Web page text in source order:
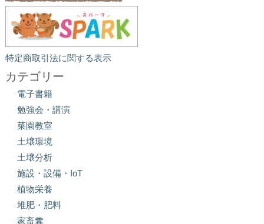
特定商取引法に関する表示
カテゴリー
電子書籍
勉強会・講演
菜園教室
土壌環境
土壌分析
施設・設備・IoT
植物栄養
堆肥・肥料
家畜糞